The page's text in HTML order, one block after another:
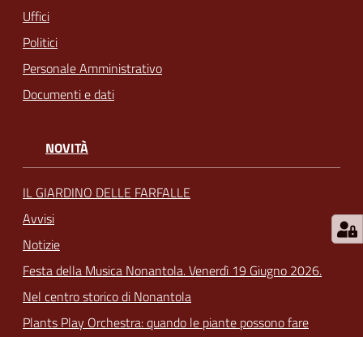
Uffici
Politici
Personale Amministrativo
Documenti e dati
NOVITÀ
IL GIARDINO DELLE FARFALLE
Avvisi
Notizie
Festa della Musica Nonantola. Venerdì 19 Giugno 2026.
Nel centro storico di Nonantola
Plants Play Orchestra: quando le piante possono fare